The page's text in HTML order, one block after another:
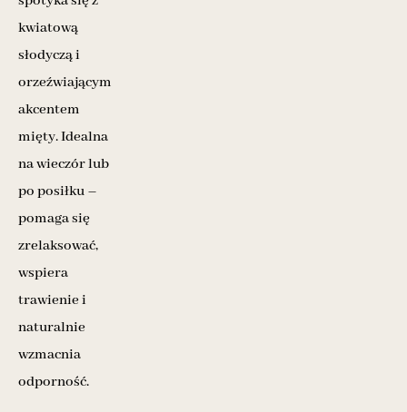
kwiatową
słodyczą i
orzeźwiającym
akcentem
mięty. Idealna
na wieczór lub
po posiłku –
pomaga się
zrelaksować,
wspiera
trawienie i
naturalnie
wzmacnia
odporność.